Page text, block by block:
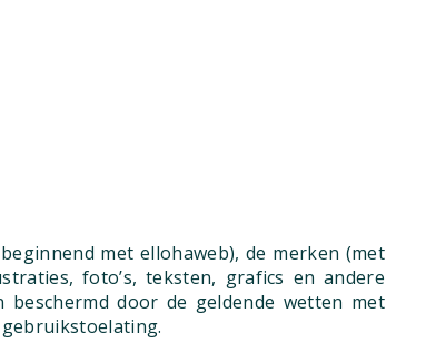
met ellohaweb), de merken (met
foto’s, teksten, grafics en andere
door de geldende wetten met